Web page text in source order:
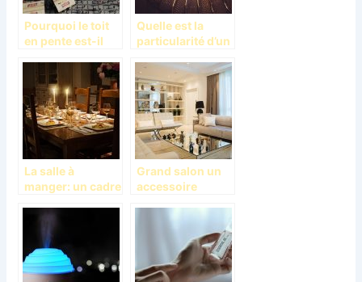
Pourquoi le toit
en pente est-il
Quelle est la
particularité d’un
colimaçon?
La salle à
manger: un cadre
partage des
repas collectifs
Grand salon un
accessoire
indispensable